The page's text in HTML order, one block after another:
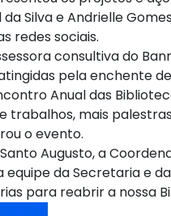
Silva e Andrielle
redes sociais.
consultiva do
pela enchente
Anual das
trabalhos, mais
o evento.
Augusto, a
da Secretaria e
para reabrir a nossa